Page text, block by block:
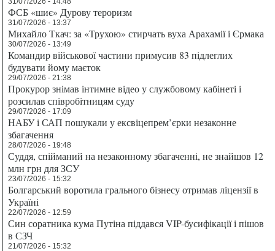
ФСБ «шиє» Дурову тероризм
31/07/2026 - 13:37
Михайло Ткач: за «Трухою» стирчать вуха Арахамії і Єрмака
30/07/2026 - 13:49
Командир військової частини примусив 83 підлеглих
будувати йому маєток
29/07/2026 - 21:38
Прокурор знімав інтимне відео у службовому кабінеті і
розсилав співробітницям суду
29/07/2026 - 17:09
НАБУ і САП пошукали у ексвіцепрем’єрки незаконне
збагачення
28/07/2026 - 19:48
Суддя, спійманий на незаконному збагаченні, не знайшов 12
млн грн для ЗСУ
23/07/2026 - 15:32
Болгарський воротила грального бізнесу отримав ліцензії в
Україні
22/07/2026 - 12:59
Син соратника кума Путіна піддався VIP-бусифікації і пішов
в СЗЧ
21/07/2026 - 15:32